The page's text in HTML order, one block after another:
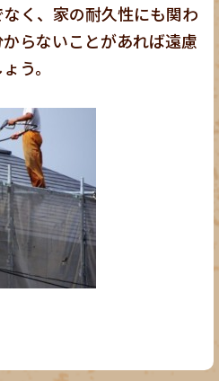
く、家の耐久性にも関わ
らないことがあれば遠慮
う。